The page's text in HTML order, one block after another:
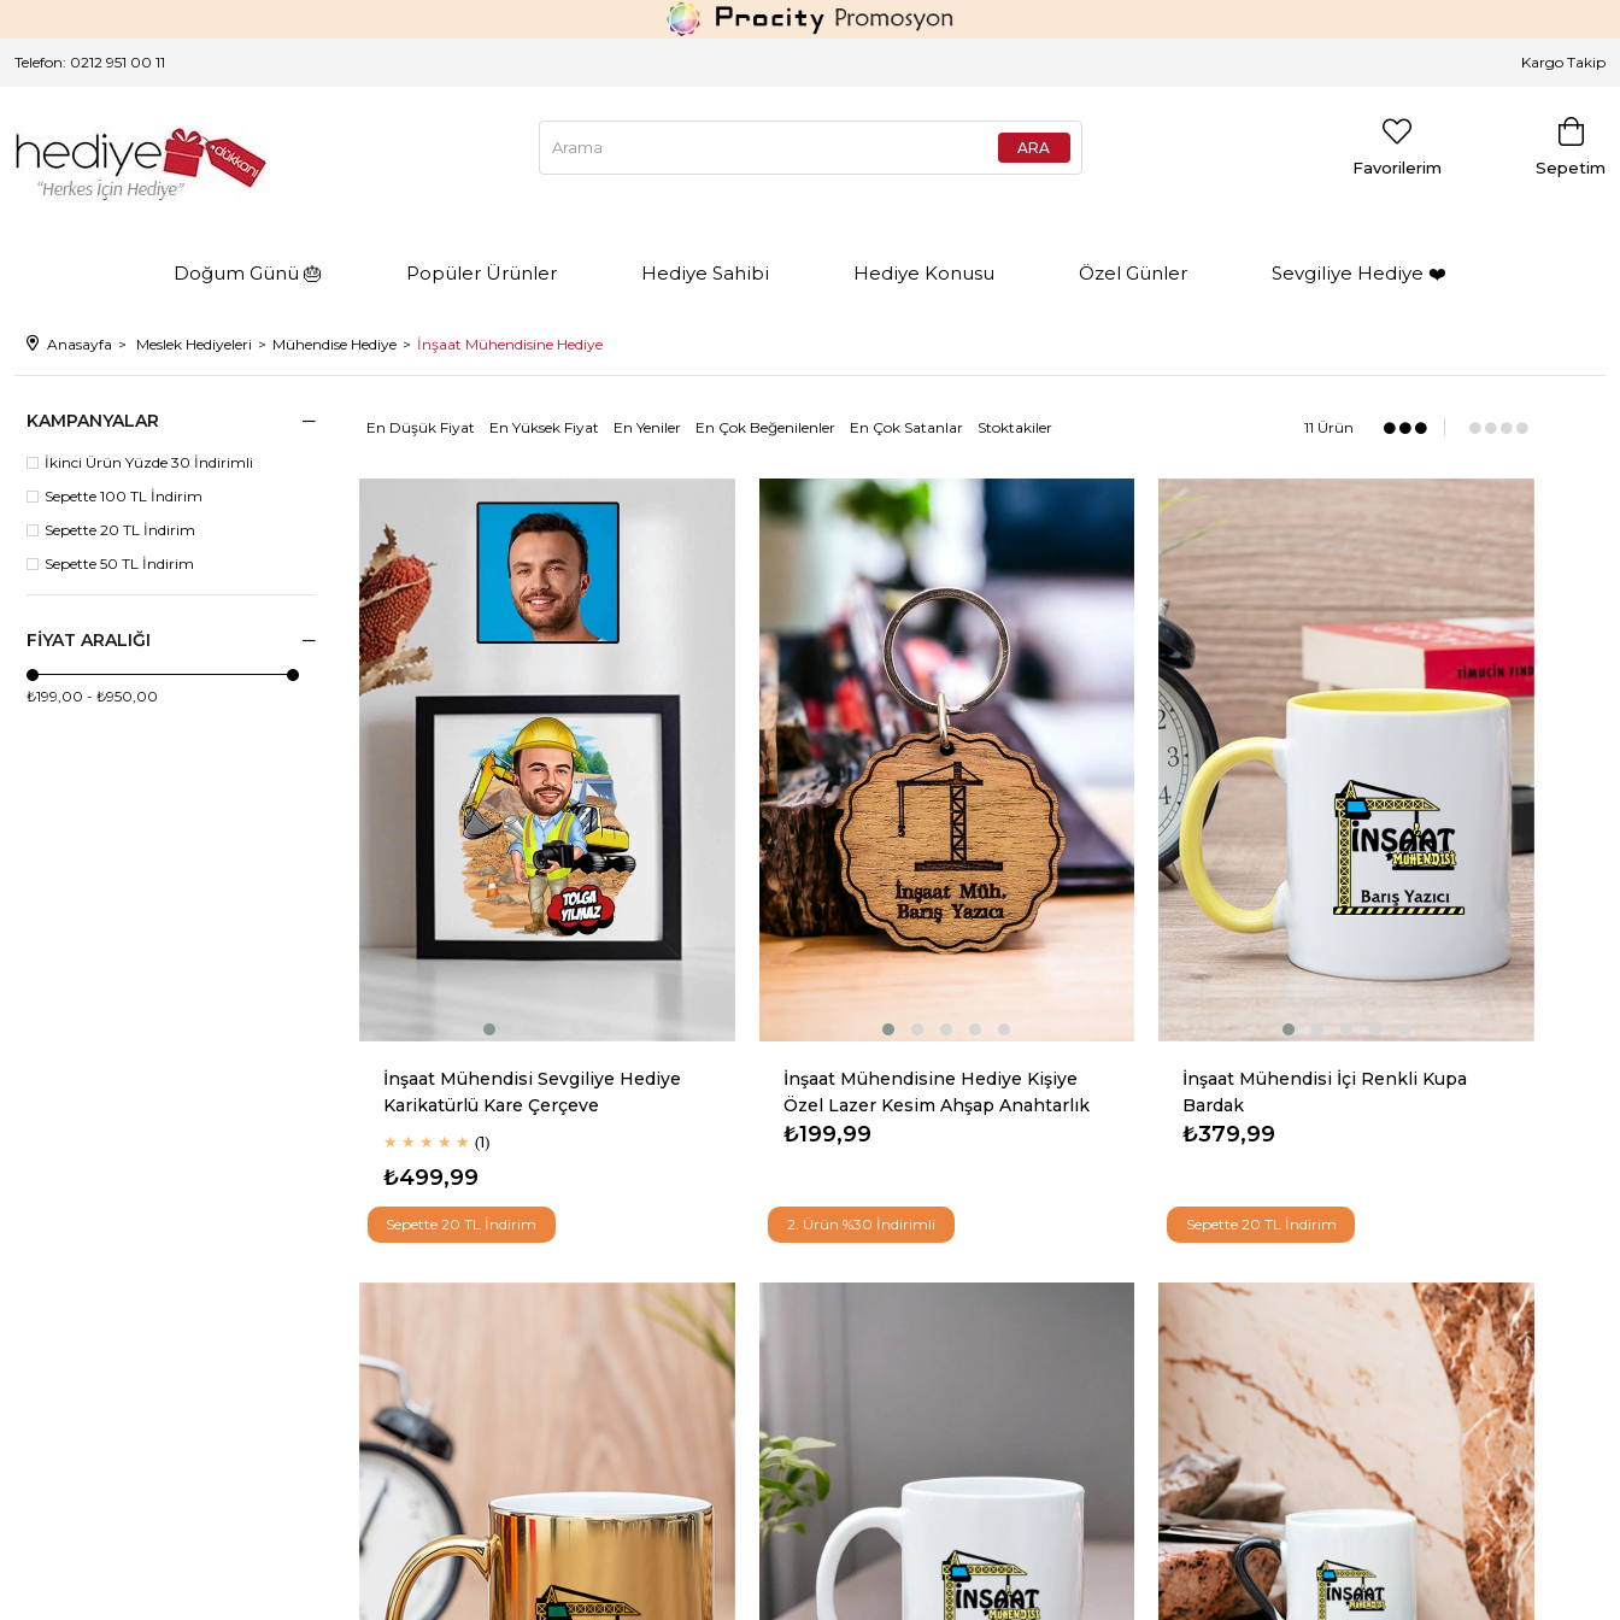
Telefon: 0212 951 00 11 Kargo Takip
Sepetim
Favorilerim
Doğum Günü 🎂 Popüler Ürünler Hediye Sahibi Hediye Konusu Özel Günler Sevgiliye Hediye ❤️
Anasayfa Meslek Hediyeleri Mühendise Hediye İnşaat Mühendisine Hediye
KAMPANYALAR
İkinci Ürün Yüzde 30 İndirimli
Sepette 100 TL İndirim
Sepette 20 TL İndirim
Sepette 50 TL İndirim
FIYAT ARALIĞI
₺199,00 - ₺950,00
En Düşük Fiyat En Yüksek Fiyat En Yeniler En Çok Beğenilenler En Çok Satanlar Stoktakiler 11 Ürün
İnşaat Mühendisi Sevgiliye Hediye
Karikatürlü Kare Çerçeve
★ ★ ★ ★ ★ 1
₺499,99
Sepette 20 TL İndirim
İnşaat Mühendisine Hediye Kişiye
Özel Lazer Kesim Ahşap Anahtarlık
₺199,99
2. Ürün %30 İndirimli
İnşaat Mühendisi İçi Renkli Kupa
Bardak
₺379,99
Sepette 20 TL İndirim